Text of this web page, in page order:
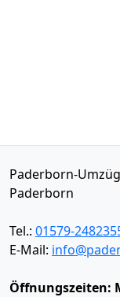
Paderborn-
Paderborn
Tel.: 01579-
E-Mail:
Öffnungszeiten: